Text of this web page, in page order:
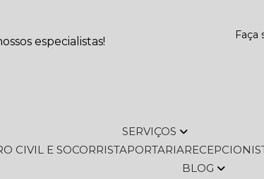
especialistas!
Faça
SERVIÇOS
CIVIL E SOCORRISTA PORTARIA
BLOG